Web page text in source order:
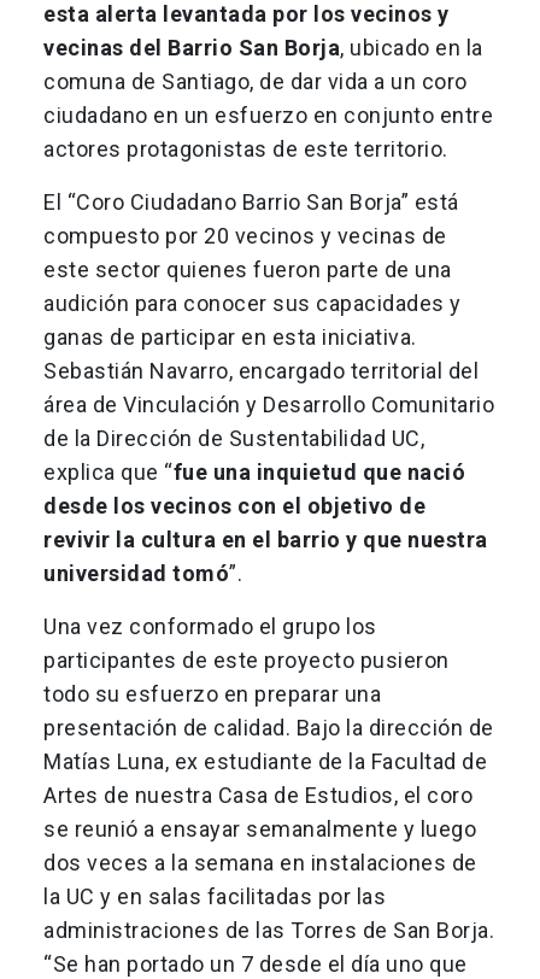
esta alerta levantada por los vecinos y
vecinas del Barrio San Borja, ubicado en la
comuna de Santiago, de dar vida a un coro
ciudadano en un esfuerzo en conjunto entre
actores protagonistas de este territorio.
El “Coro Ciudadano Barrio San Borja” está
compuesto por 20 vecinos y vecinas de
este sector quienes fueron parte de una
audición para conocer sus capacidades y
ganas de participar en esta iniciativa.
Sebastián Navarro, encargado territorial del
área de Vinculación y Desarrollo Comunitario
de la Dirección de Sustentabilidad UC,
explica que “fue una inquietud que nació
desde los vecinos con el objetivo de
revivir la cultura en el barrio y que nuestra
universidad tomó”.
Una vez conformado el grupo los
participantes de este proyecto pusieron
todo su esfuerzo en preparar una
presentación de calidad. Bajo la dirección de
Matías Luna, ex estudiante de la Facultad de
Artes de nuestra Casa de Estudios, el coro
se reunió a ensayar semanalmente y luego
dos veces a la semana en instalaciones de
la UC y en salas facilitadas por las
administraciones de las Torres de San Borja.
“Se han portado un 7 desde el día uno que